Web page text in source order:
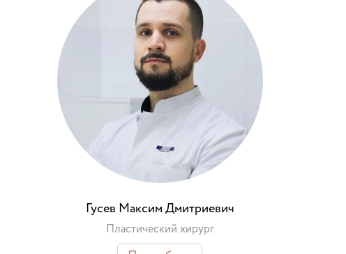
Гусев Максим Дмитриевич
Пластический хирург